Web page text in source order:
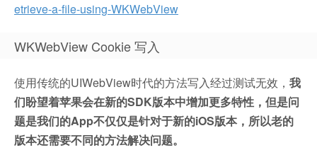
etrieve-a-file-using-WKWebView
WKWebView Cookie 写入
使用传统的UIWebView时代的方法写入经过测试无效， 我
们盼望着苹果会在新的SDK版本中增加更多特性，但是问
题是我们的App不仅仅是针对于新的iOS版本，所以老的
版本还需要不同的方法解决问题。